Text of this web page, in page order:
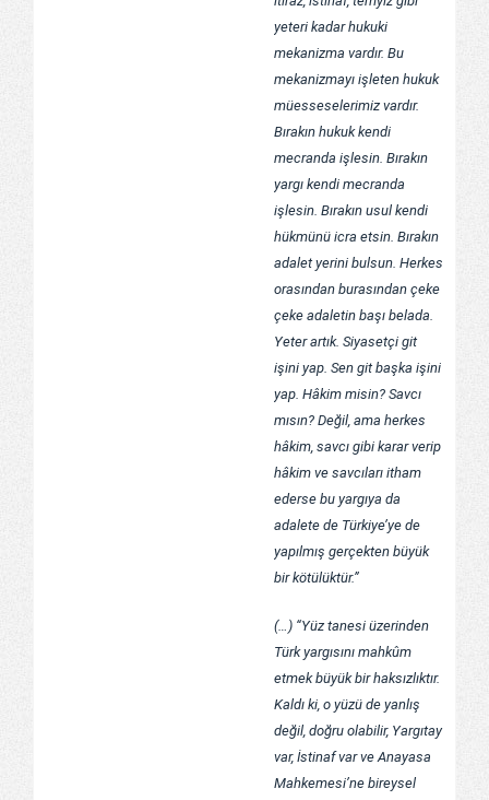
yeteri kadar hukuki
mekanizma vardır. Bu
mekanizmayı işleten hukuk
müesseselerimiz vardır.
Bırakın hukuk kendi
mecranda işlesin. Bırakın
yargı kendi mecranda
işlesin. Bırakın usul kendi
hükmünü icra etsin. Bırakın
adalet yerini bulsun. Herkes
orasından burasından çeke
çeke adaletin başı belada.
Yeter artık. Siyasetçi git
işini yap. Sen git başka işini
yap. Hâkim misin? Savcı
mısın? Değil, ama herkes
hâkim, savcı gibi karar verip
hâkim ve savcıları itham
ederse bu yargıya da
adalete de Türkiye’ye de
yapılmış gerçekten büyük
bir kötülüktür.”
(…) “Yüz tanesi üzerinden
Türk yargısını mahkûm
etmek büyük bir haksızlıktır.
Kaldı ki, o yüzü de yanlış
değil, doğru olabilir, Yargıtay
var, İstinaf var ve Anayasa
Mahkemesi’ne bireysel